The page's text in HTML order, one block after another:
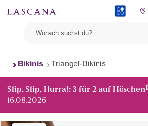
Bikinis Triangel-Bikinis
Slip, Slip, Hurra!: 3 für 2 auf Höschen1
16.08.2026